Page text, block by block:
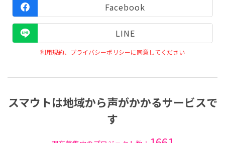
Facebook
LINE
利用規約、プライバシーポリシーに同意してください
スマウトは地域から声がかかるサービスで
す